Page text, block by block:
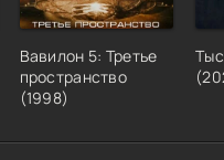
Вавилон 5: Третье
пространство
(1998)